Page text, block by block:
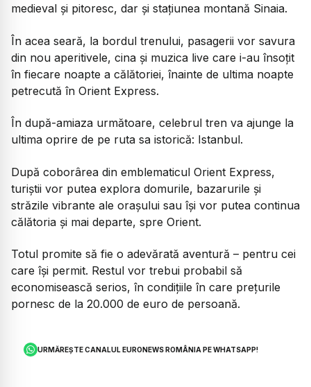
medieval și pitoresc, dar și stațiunea montană Sinaia.
În acea seară, la bordul trenului, pasagerii vor savura
din nou aperitivele, cina și muzica live care i-au însoțit
în fiecare noapte a călătoriei, înainte de ultima noapte
petrecută în Orient Express.
În după-amiaza următoare, celebrul tren va ajunge la
ultima oprire de pe ruta sa istorică: Istanbul.
După coborârea din emblematicul Orient Express,
turiștii vor putea explora domurile, bazarurile și
străzile vibrante ale orașului sau își vor putea continua
călătoria și mai departe, spre Orient.
Totul promite să fie o adevărată aventură – pentru cei
care își permit. Restul vor trebui probabil să
economisească serios, în condițiile în care prețurile
pornesc de la 20.000 de euro de persoană.
URMĂREȘTE CANALUL EURONEWS ROMÂNIA PE WHATSAPP!